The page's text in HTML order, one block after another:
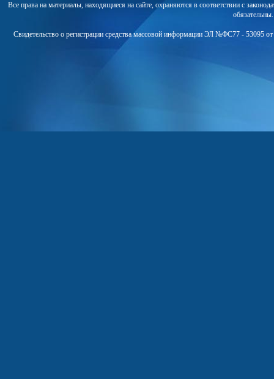
Все права на материалы, находящиеся на сайте, охраняются в соответствии с
Свидетельство о регистрации средства массовой информации ЭЛ №ФС77 - 53095